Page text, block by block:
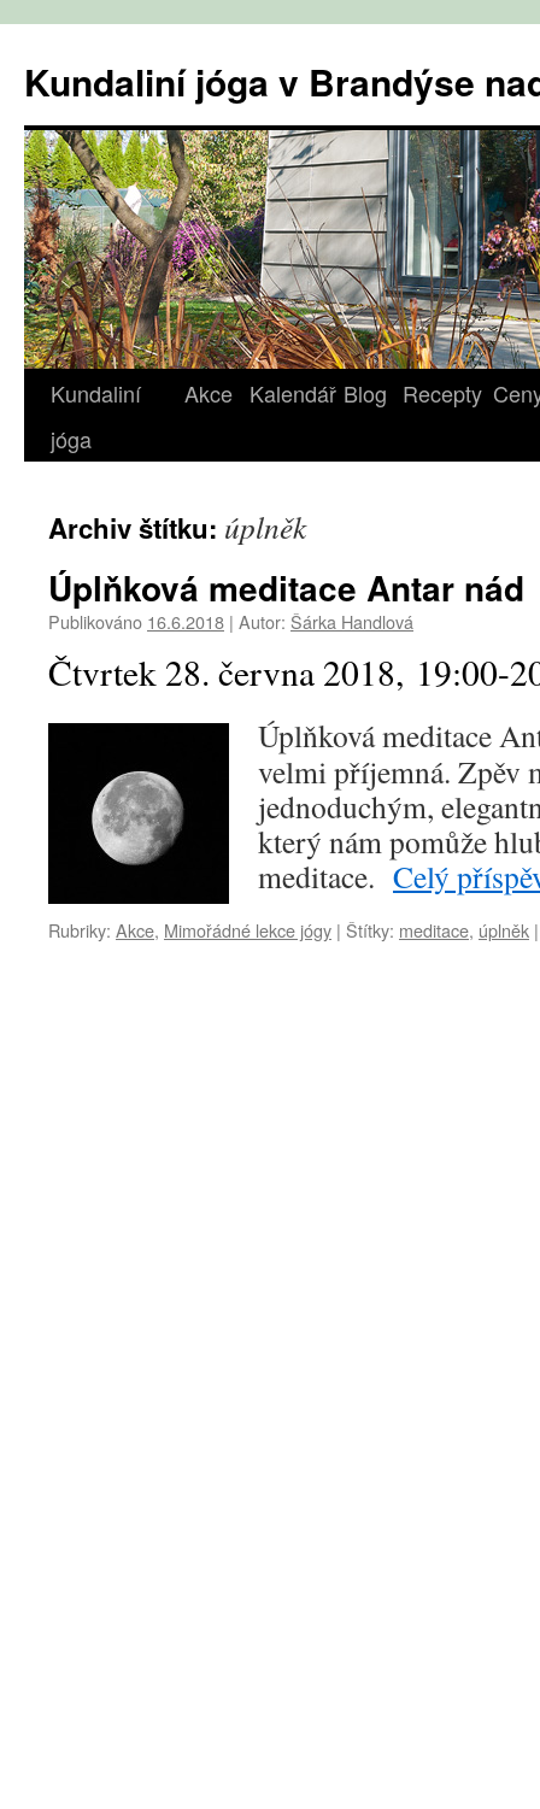
obsahu
webu
Kundaliní jóga v Brandýse
Kundaliní
jóga
Akce Kalendář Blog Recepty
Archiv štítku: úplněk
Úplňková meditace Antar nád
Publikováno 16.6.2018 | Autor: Šárka Handlová
Čtvrtek 28. června 2018, 19:00-
Úplňková meditace
velmi příjemná. Zpěv
jednoduchým,
který nám pomůže
meditace. Celý
Rubriky: Akce, Mimořádné lekce jógy | Štítky: meditace, úplněk |